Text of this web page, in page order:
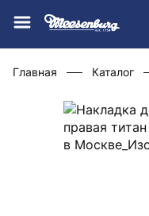
Главная Каталог